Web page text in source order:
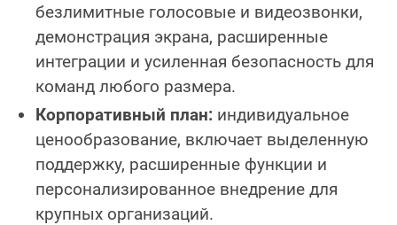
безлимитные голосовые и видеозвонки,
демонстрация экрана, расширенные
интеграции и усиленная безопасность для
команд любого размера.
Корпоративный план: индивидуальное
ценообразование, включает выделенную
поддержку, расширенные функции и
персонализированное внедрение для
крупных организаций.